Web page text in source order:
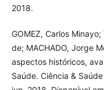
2018.
GOMEZ, Carlos
de; MACHADO, Jorge
aspectos históricos,
Saúde. Ciência &